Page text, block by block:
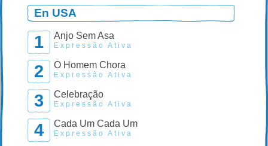
En USA
1 Anjo Sem Asa
Expressão Ativa
2 O Homem Chora
Expressão Ativa
3 Celebração
Expressão Ativa
4 Cada Um Cada Um
Expressão Ativa